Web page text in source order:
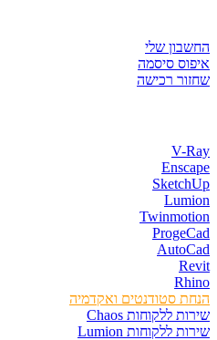
החשבון שלי
איפוס סיסמה
שחזור רכישה
V-Ray
Enscape
SketchUp
Lumion
Twinmotion
ProgeCad
AutoCad
Revit
Rhino
הנחת סטודנטים ואקדמיה
שירות ללקוחות Chaos
שירות ללקוחות Lumion